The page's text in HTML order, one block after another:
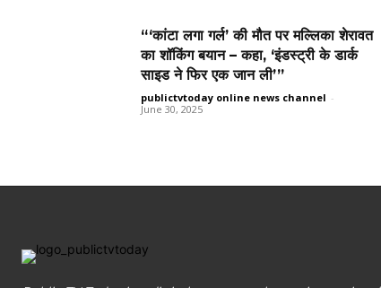
“‘कांटा लगा गर्ल’ की मौत पर मल्लिका शेरावत
का शॉकिंग बयान – कहा, ‘इंडस्ट्री के डार्क
साइड ने फिर एक जान ली’”
publictvtoday online news channel -
June 30, 2025